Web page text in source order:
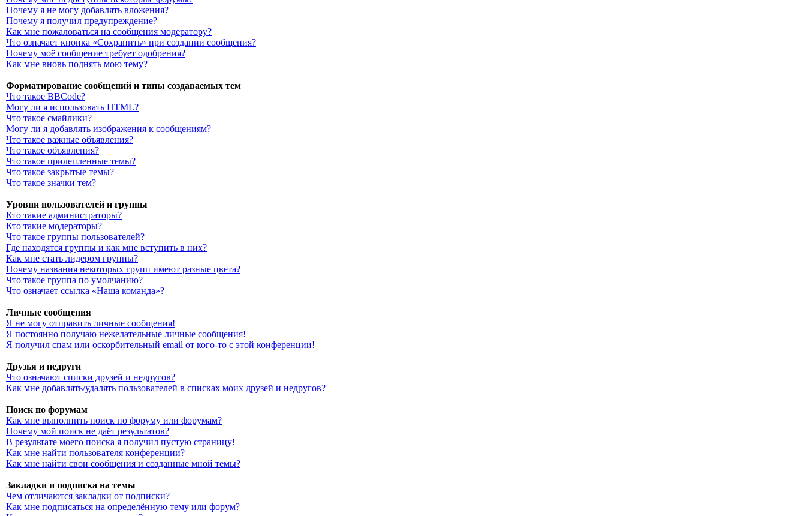
Почему я не могу добавлять вложения?
Почему я получил предупреждение?
Как мне пожаловаться на сообщения модератору?
Что означает кнопка «Сохранить» при создании сообщения?
Почему моё сообщение требует одобрения?
Как мне вновь поднять мою тему?
Форматирование сообщений и типы создаваемых тем
Что такое BBCode?
Могу ли я использовать HTML?
Что такое смайлики?
Могу ли я добавлять изображения к сообщениям?
Что такое важные объявления?
Что такое объявления?
Что такое прилепленные темы?
Что такое закрытые темы?
Что такое значки тем?
Уровни пользователей и группы
Кто такие администраторы?
Кто такие модераторы?
Что такое группы пользователей?
Где находятся группы и как мне вступить в них?
Как мне стать лидером группы?
Почему названия некоторых групп имеют разные цвета?
Что такое группа по умолчанию?
Что означает ссылка «Наша команда»?
Личные сообщения
Я не могу отправить личные сообщения!
Я постоянно получаю нежелательные личные сообщения!
Я получил спам или оскорбительный email от кого-то с этой конференции!
Друзья и недруги
Что означают списки друзей и недругов?
Как мне добавлять/удалять пользователей в списках моих друзей и недругов?
Поиск по форумам
Как мне выполнить поиск по форуму или форумам?
Почему мой поиск не даёт результатов?
В результате моего поиска я получил пустую страницу!
Как мне найти пользователя конференции?
Как мне найти свои сообщения и созданные мной темы?
Закладки и подписка на темы
Чем отличаются закладки от подписки?
Как мне подписаться на определённую тему или форум?